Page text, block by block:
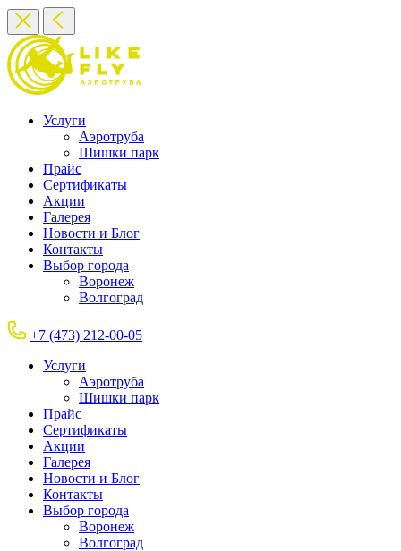
Услуги
Аэротруба
Шишки парк
Прайс
Сертификаты
Акции
Галерея
Новости и Блог
Контакты
Выбор города
Воронеж
Волгоград
+7 (473) 212-00-05
Услуги
Аэротруба
Шишки парк
Прайс
Сертификаты
Акции
Галерея
Новости и Блог
Контакты
Выбор города
Воронеж
Волгоград